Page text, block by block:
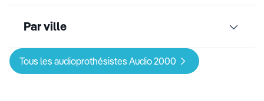
Par ville
Tous les audioprothésistes Audio 2000